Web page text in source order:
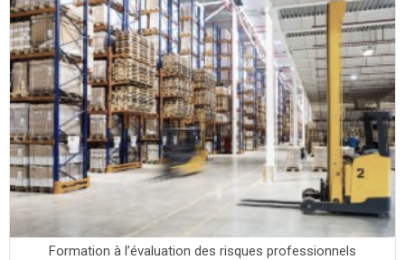
Formation à l’évaluation des risques professionnels